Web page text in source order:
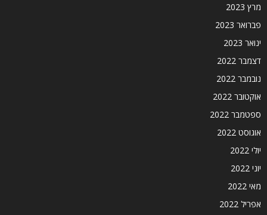
מרץ 2023
פברואר 2023
ינואר 2023
דצמבר 2022
נובמבר 2022
אוקטובר 2022
ספטמבר 2022
אוגוסט 2022
יולי 2022
יוני 2022
מאי 2022
אפריל 2022